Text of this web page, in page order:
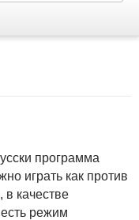
программа
играть как против
в качестве
режим